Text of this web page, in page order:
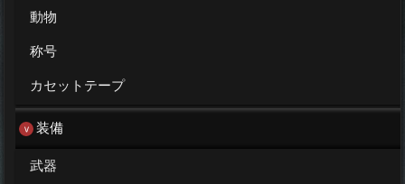
動物
称号
カセットテープ
装備
武器